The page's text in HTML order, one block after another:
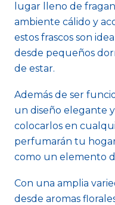
lugar lleno de
ambiente cálido y
estos frascos son
desde pequeños
de estar.
Además de ser
un diseño elegante
colocarlos en
perfumarán tu
como un elemento
Con una amplia
desde aromas